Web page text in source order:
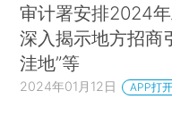
审计署安排2024
深入揭示地方招商
洼地”等
2024年01月12日 APP打开